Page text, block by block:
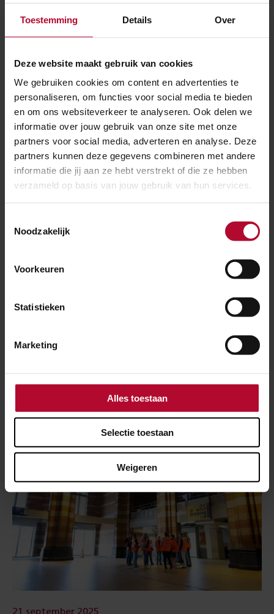
Toestemming Details Over
Deze website maakt gebruik van cookies
We gebruiken cookies om content en advertenties te
personaliseren, om functies voor social media te bieden
en om ons websiteverkeer te analyseren. Ook delen we
informatie over jouw gebruik van onze site met onze
partners voor social media, adverteren en analyse. Deze
partners kunnen deze gegevens combineren met andere
informatie die jij aan ze hebt verstrekt of die ze hebben
verzameld op basis van jouw gebruik van hun services.
Noodzakelijk
Voorkeuren
Statistieken
Marketing
Alles toestaan
Selectie toestaan
Weigeren
Evenement ’s-Hertogenbosch
Meer nieuws
Verkenning Veluwelijn: meer treinen
Amersfoort - Harderwijk
21 september 2025